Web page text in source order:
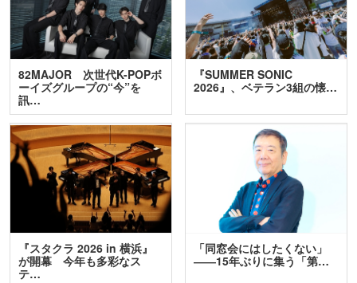
82MAJOR 次世代K-POPボ
ーイズグループの“今”を
訊…
『SUMMER SONIC
2026』、ベテラン3組の懐…
『スタクラ 2026 in 横浜』
が開幕 今年も多彩なス
テ…
「同窓会にはしたくない」
――15年ぶりに集う「第…